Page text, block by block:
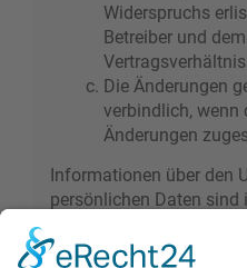
Widerspruchs
Betreiber und
Die Änderungen
verbindlich, wenn
Änderungen
Informationen über den
persönlichen Daten sind